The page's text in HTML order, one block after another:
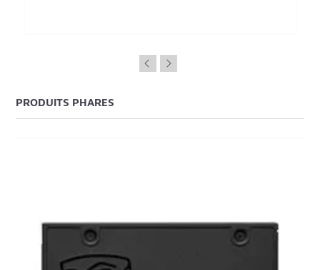
PRODUITS PHARES